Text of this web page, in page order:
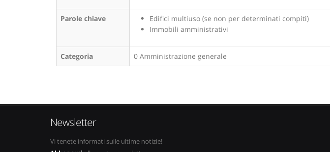
Parole chiave
Edifici multiuso (se non per determinati compiti)
Immobili amministrativi
Categoria 0 Amministrazione generale
Newsletter
Vi tenete informati sulle ultime notizie!